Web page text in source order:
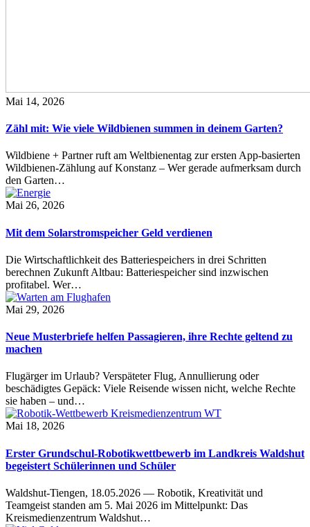
Mai 14, 2026
Zähl mit: Wie viele Wildbienen summen in deinem Garten?
Wildbiene + Partner ruft am Weltbienentag zur ersten App-basierten
Wildbienen-Zählung auf Konstanz – Wer gerade aufmerksam durch
den Garten…
Mai 26, 2026
Mit dem Solarstromspeicher Geld verdienen
Die Wirtschaftlichkeit des Batteriespeichers in drei Schritten
berechnen Zukunft Altbau: Batteriespeicher sind inzwischen
profitabel. Wer…
Mai 29, 2026
Neue Musterbriefe helfen Passagieren, ihre Rechte geltend zu
machen
Flugärger im Urlaub? Verspäteter Flug, Annullierung oder
beschädigtes Gepäck: Viele Reisende wissen nicht, welche Rechte
sie haben – und…
Mai 18, 2026
Erster Grundschul-Robotikwettbewerb im Landkreis Waldshut
begeistert Schülerinnen und Schüler
Waldshut-Tiengen, 18.05.2026 — Robotik, Kreativität und
Teamgeist standen am 5. Mai 2026 im Mittelpunkt: Das
Kreismedienzentrum Waldshut…